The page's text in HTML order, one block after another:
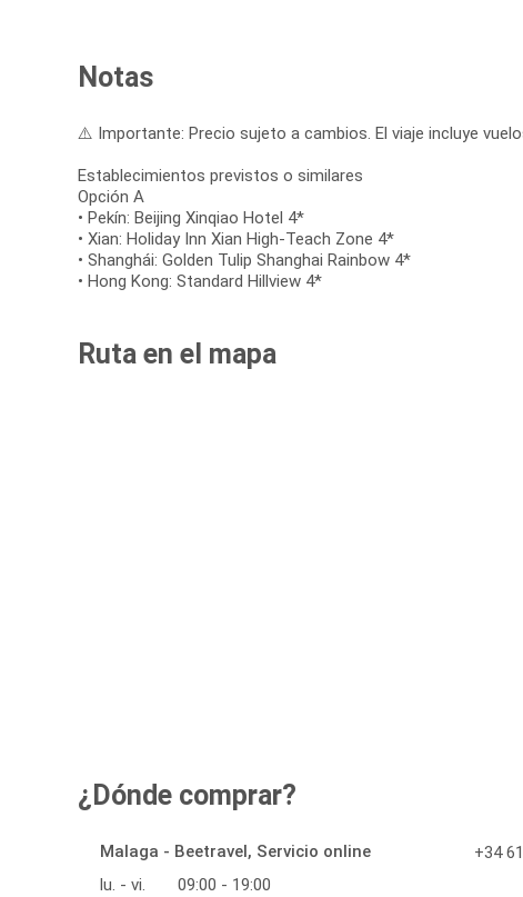
Notas
⚠️ Importante: Precio sujeto a cambios. El viaje incluye
Establecimientos previstos o similares
Opción A
• Pekín: Beijing Xinqiao Hotel 4*
• Xian: Holiday Inn Xian High-Teach Zone 4*
• Shanghái: Golden Tulip Shanghai Rainbow 4*
• Hong Kong: Standard Hillview 4*
Ruta en el mapa
¿Dónde comprar?
Malaga - Beetravel, Servicio online
lu. - vi.
09:00 - 19:00
+34